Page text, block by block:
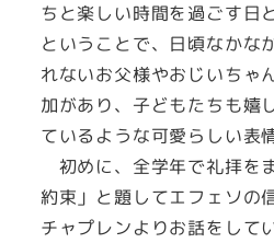
ちと楽しい時間を過ごす日
ということで、日頃なかな
れないお父様やおじいちゃ
加があり、子どもたちも嬉
ているような可愛らしい表
初めに、全学年で礼拝を
約束」と題してエフェソの
チャプレンよりお話をして